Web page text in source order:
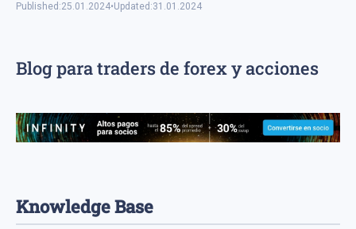
Published:25.01.2024•Updated:31.01.2024
Blog para traders de forex y acciones
Knowledge Base